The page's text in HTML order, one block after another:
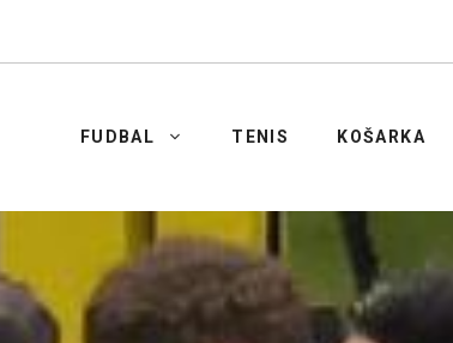
FUDBAL TENIS KOŠARKA